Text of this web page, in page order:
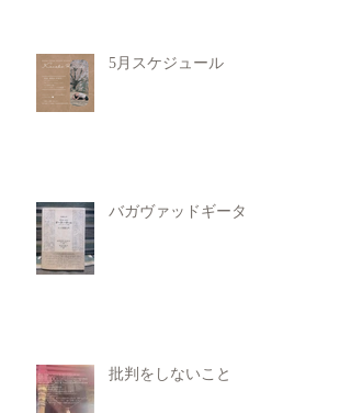
5月スケジュール
バガヴァッドギータ
批判をしないこと